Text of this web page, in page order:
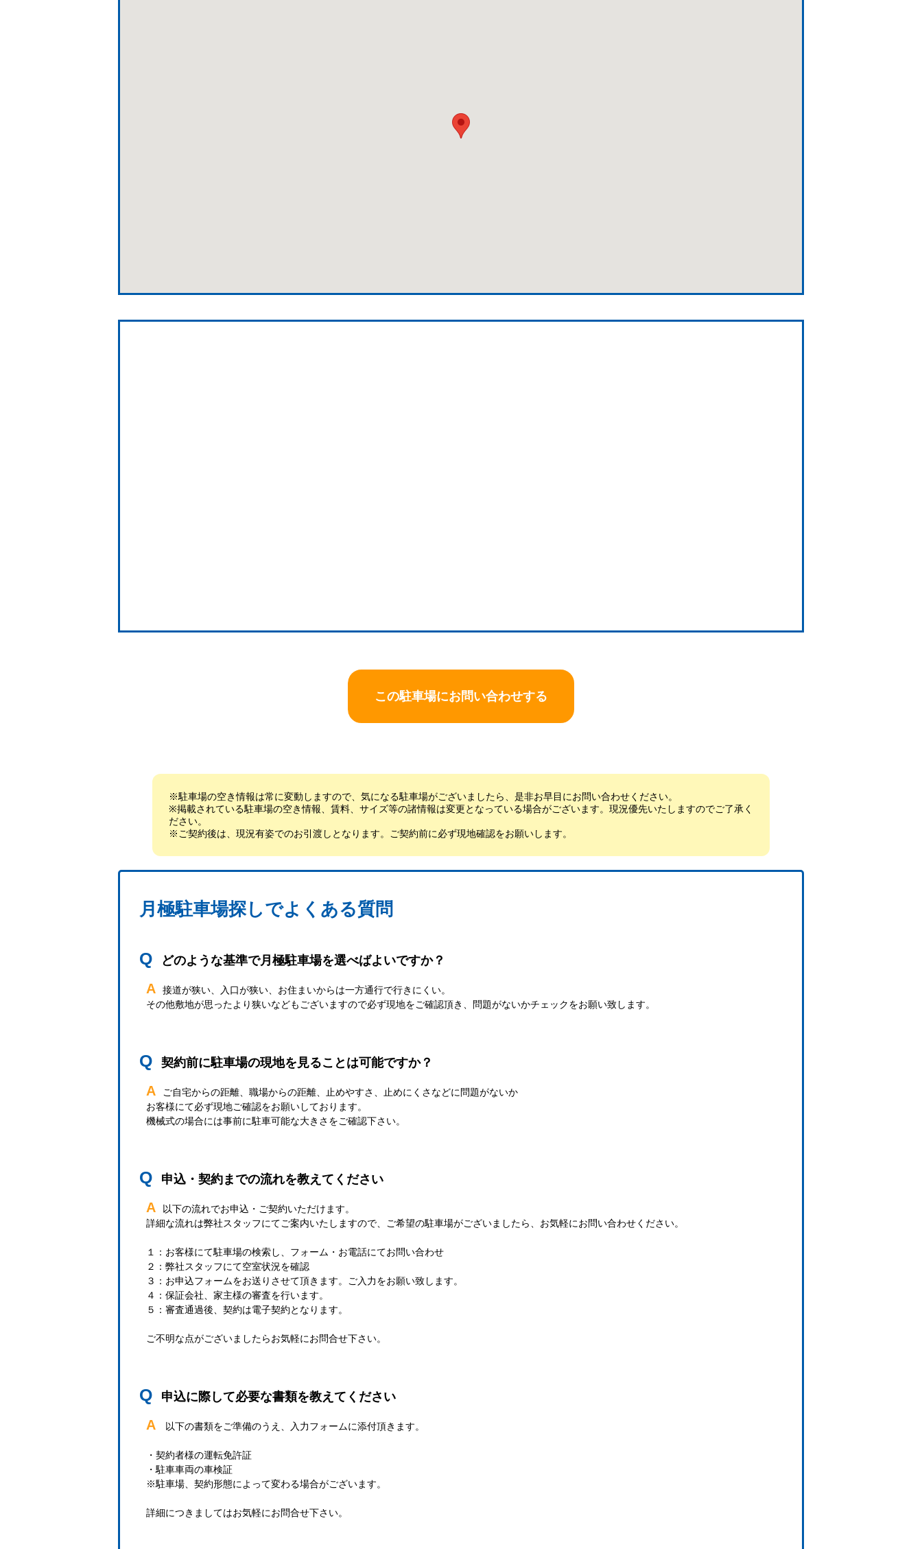
この駐車場にお問い合わせする
※駐車場の空き情報は常に変動しますので、気になる駐車場がございましたら、是非お早目にお問い合わせください。
※掲載されている駐車場の空き情報、賃料、サイズ等の諸情報は変更となっている場合がございます。現況優先いたしますのでご了承く
ださい。
※ご契約後は、現況有姿でのお引渡しとなります。ご契約前に必ず現地確認をお願いします。
月極駐車場探しでよくある質問
Q どのような基準で月極駐車場を選べばよいですか？
A
接道が狭い、入口が狭い、お住まいからは一方通行で行きにくい。
その他敷地が思ったより狭いなどもございますので必ず現地をご確認頂き、問題がないかチェックをお願い致します。
Q 契約前に駐車場の現地を見ることは可能ですか？
A
ご自宅からの距離、職場からの距離、止めやすさ、止めにくさなどに問題がないか
お客様にて必ず現地ご確認をお願いしております。
機械式の場合には事前に駐車可能な大きさをご確認下さい。
Q 申込・契約までの流れを教えてください
A
以下の流れでお申込・ご契約いただけます。
詳細な流れは弊社スタッフにてご案内いたしますので、ご希望の駐車場がございましたら、お気軽にお問い合わせください。
１：お客様にて駐車場の検索し、フォーム・お電話にてお問い合わせ
２：弊社スタッフにて空室状況を確認
３：お申込フォームをお送りさせて頂きます。ご入力をお願い致します。
４：保証会社、家主様の審査を行います。
５：審査通過後、契約は電子契約となります。
ご不明な点がございましたらお気軽にお問合せ下さい。
Q 申込に際して必要な書類を教えてください
A 以下の書類をご準備のうえ、入力フォームに添付頂きます。
・契約者様の運転免許証
・駐車車両の車検証
※駐車場、契約形態によって変わる場合がございます。
詳細につきましてはお気軽にお問合せ下さい。